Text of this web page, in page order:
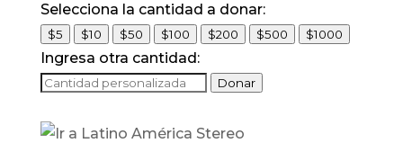
Selecciona la cantidad a donar:
$5 $10 $50 $100 $200 $500 $1000
Ingresa otra cantidad:
Donar